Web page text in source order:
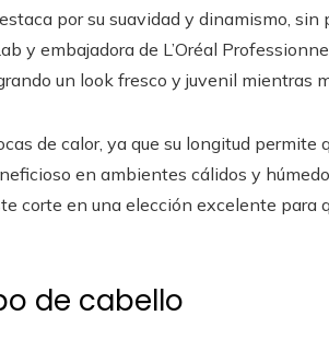
por su suavidad y dinamismo, sin
y embajadora de L’Oréal
un look fresco y juvenil mientras
de calor, ya que su longitud permite
en ambientes cálidos y
corte en una elección excelente para
de cabello